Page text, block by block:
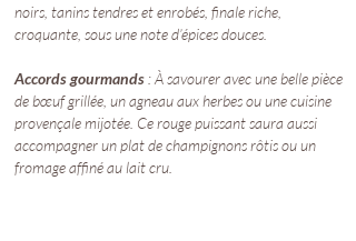
noirs, tanins tendres et enrobés, finale riche,
croquante, sous une note d’épices douces.
Accords gourmands : À savourer avec une belle pièce
de bœuf grillée, un agneau aux herbes ou une cuisine
provençale mijotée. Ce rouge puissant saura aussi
accompagner un plat de champignons rôtis ou un
fromage affiné au lait cru.